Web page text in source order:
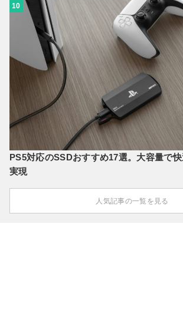
10
PS5対応のSSDおすすめ17選。大容量で
実現
人気記事の一覧を見る